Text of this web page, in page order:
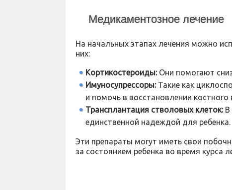
Медикаментозное лечение
На начальных этапах лечения можно
них:
Кортикостероиды:Они помогают
Имуносупрессоры:Такие как
и помочь в восстановлении костного
Трансплантация стволовых клеток:В
единственной надеждой для ребенка.
Эти препараты могут иметь свои
за состоянием ребенка во время курса